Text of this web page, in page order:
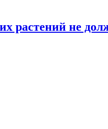
растений не